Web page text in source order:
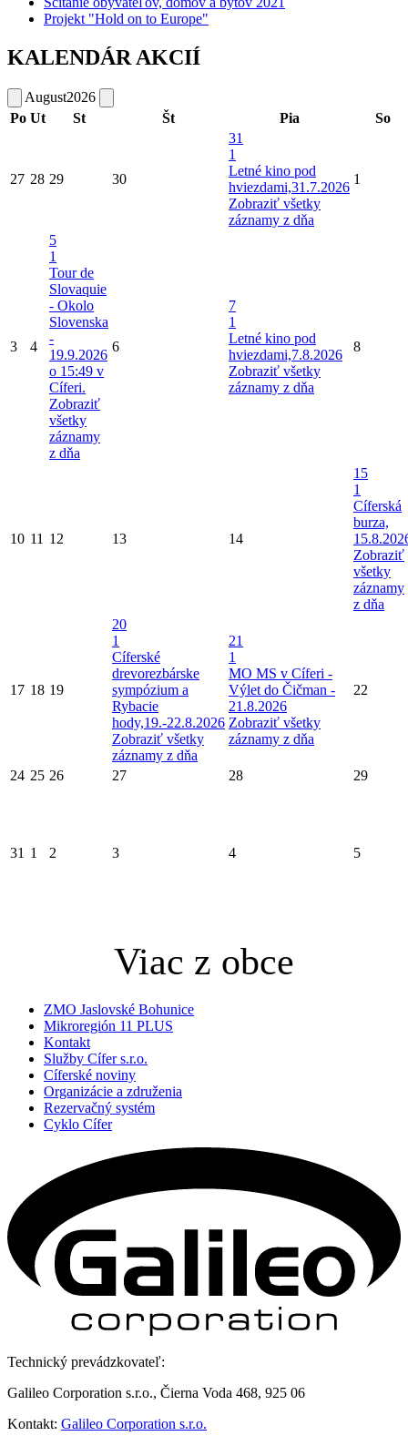
Projekt "Hold on to Europe"
KALENDÁR AKCIÍ
August2026
Po Ut St Št Pia So
27 28 29 30
31
1
Letné kino pod
hviezdami,31.7.2026
Zobraziť všetky
záznamy z dňa
1
3 4
5
1
Tour de
Slovaquie
- Okolo
Slovenska
-
19.9.2026
o 15:49 v
Cíferi.
Zobraziť
všetky
záznamy
z dňa
6
7
1
Letné kino pod
hviezdami,7.8.2026
Zobraziť všetky
záznamy z dňa
8
10 11 12 13 14
15
1
Cíferská
burza,
Zobraziť
všetky
záznamy
z dňa
17 18 19
20
1
Cíferské
drevorezbárske
sympózium a
Rybacie
hody,19.-22.8.2026
Zobraziť všetky
záznamy z dňa
21
1
MO MS v Cíferi -
Výlet do Čičman -
21.8.2026
Zobraziť všetky
záznamy z dňa
22
24 25 26 27 28 29
31 1 2 3 4 5
Viac z obce
ZMO Jaslovské Bohunice
Mikroregión 11 PLUS
Kontakt
Služby Cífer s.r.o.
Cíferské noviny
Organizácie a združenia
Rezervačný systém
Cyklo Cífer
Technický prevádzkovateľ:
Galileo Corporation s.r.o., Čierna Voda 468, 925 06
Kontakt: Galileo Corporation s.r.o.